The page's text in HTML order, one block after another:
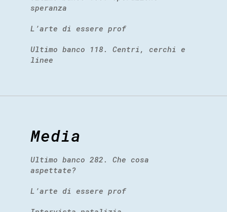
speranza
L’arte di essere prof
Ultimo banco 118. Centri, cerchi e
linee
Media
Ultimo banco 282. Che cosa
aspettate?
L’arte di essere prof